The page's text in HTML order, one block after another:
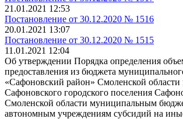
21.01.2021 12:53
Постановление от 30.12.2020 № 1516
20.01.2021 13:07
Постановление от 30.12.2020 № 1515
11.01.2021 12:04
Об утверждении Порядка определения
предоставления из бюджета
«Сафоновский район» Смоленской
Сафоновского городского поселения
Смоленской области муниципальным
автономным учреждениям субсидий на